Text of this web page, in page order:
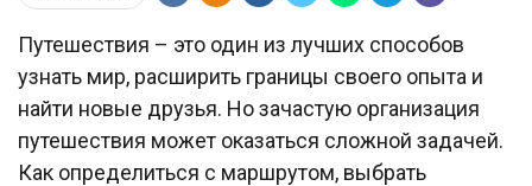
Путешествия – это один из лучших способов
узнать мир, расширить границы своего опыта и
найти новые друзья. Но зачастую организация
путешествия может оказаться сложной задачей.
Как определиться с маршрутом, выбрать